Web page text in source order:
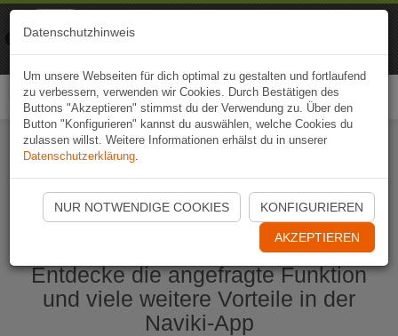
Naviki App jetzt öffnen
Entdecke die angefragte Funktion
und viele weitere Vorteile in der
Naviki-App
Datenschutzhinweis
Um unsere Webseiten für dich optimal zu gestalten und fortlaufend
zu verbessern, verwenden wir Cookies. Durch Bestätigen des
Buttons "Akzeptieren" stimmst du der Verwendung zu. Über den
Button "Konfigurieren" kannst du auswählen, welche Cookies du
zulassen willst. Weitere Informationen erhälst du in unserer
Datenschutzerklärung.
NUR NOTWENDIGE COOKIES KONFIGURIEREN
AKZEPTIEREN
Naviki